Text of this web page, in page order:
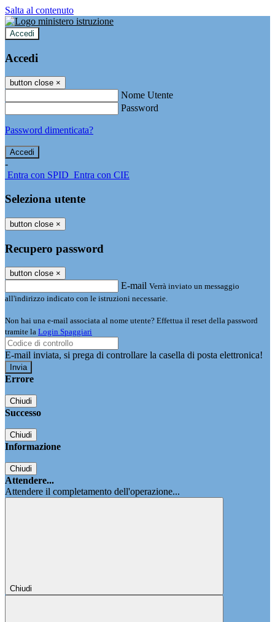
Salta al contenuto
Accedi
Accedi
button close ×
Nome Utente
Password
Password dimenticata?
-
Entra con SPID Entra con CIE
Seleziona utente
button close ×
Recupero password
button close ×
E-mail Verrà inviato un messaggio
all'indirizzo indicato con le istruzioni necessarie.
Non hai una e-mail associata al nome utente? Effettua il reset della password
tramite la Login Spaggiari
E-mail inviata, si prega di controllare la casella di posta elettronica!
Errore
Chiudi
Successo
Chiudi
Informazione
Chiudi
Attendere...
Attendere il completamento dell'operazione...
Chiudi